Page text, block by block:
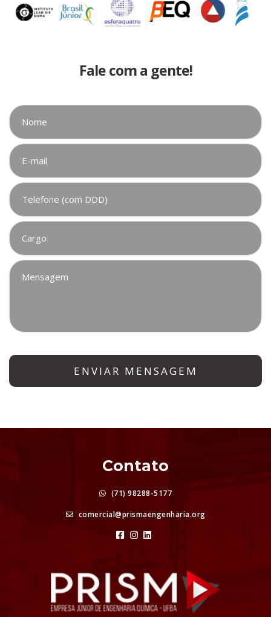
Fale com a gente!
Nome
E-
mail *
Telefone
(com
DDD)*
Cargo
Mensagem
Contato
(71) 98288-5177
comercial@prismaengenharia.org